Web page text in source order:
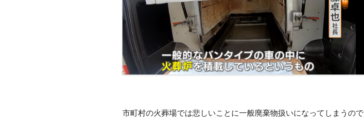
市町村の火葬場では悲しいことに一般廃棄物扱いになってしまうので